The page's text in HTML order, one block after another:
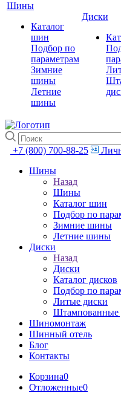
Шины
Каталог
шин
Подбор по
параметрам
Зимние
шины
Летние
шины
Диски
+7 (800) 700-88-25
Шины
Назад
Шины
Каталог шин
Подбор по
Зимние шины
Летние шины
Диски
Назад
Диски
Каталог дисков
Подбор по
Литые диски
Штампованные
Шиномонтаж
Шинный отель
Блог
Контакты
Корзина0
Отложенные0